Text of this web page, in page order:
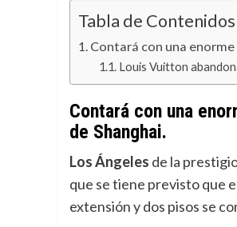
Tabla de Contenidos
Contará con una
Louis Vuitton
Contará con una
de Shanghai.
Los Ángeles de la
que se tiene previsto que
extensión y dos pisos se